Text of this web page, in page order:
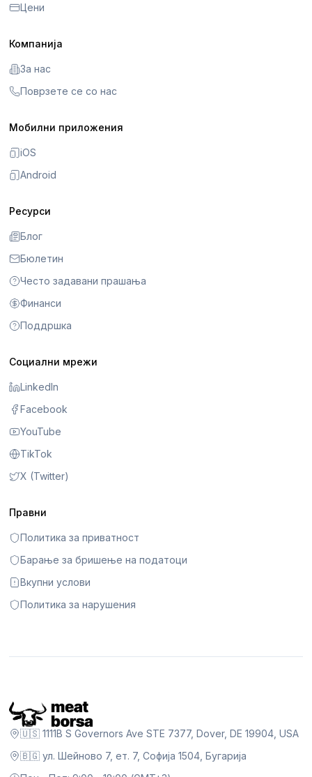
Цени
Компанија
За нас
Поврзете се со нас
Мобилни приложения
iOS
Android
Ресурси
Блог
Бюлетин
Често задавани прашања
Финанси
Поддршка
Социални мрежи
LinkedIn
Facebook
YouTube
TikTok
X (Twitter)
Правни
Политика за приватност
Барање за бришење на податоци
Вкупни услови
Политика за нарушения
🇺🇸 1111B S Governors Ave STE 7377, Dover, DE 19904, USA
🇧🇬 ул. Шейново 7, ет. 7, Софија 1504, Бугарија